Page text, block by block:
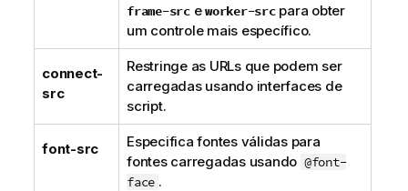
frame-srceworker-srcpara obter
um controle mais específico.
connect-
src
Restringe as URLs que podem ser
carregadas usando interfaces de
script.
font-src
Especifica fontes válidas para
fontes carregadas usando @font-
face .